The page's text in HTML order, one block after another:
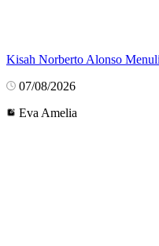
Kisah Norberto Alonso
07/08/2026
Eva Amelia